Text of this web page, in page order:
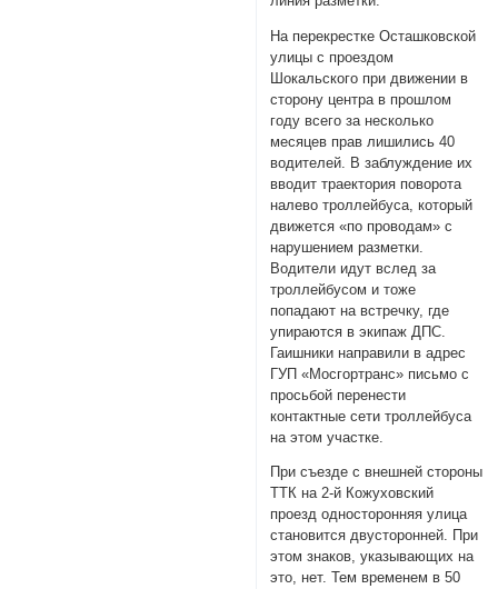
На перекрестке Осташковской
улицы с проездом
Шокальского при движении в
сторону центра в прошлом
году всего за несколько
месяцев прав лишились 40
водителей. В заблуждение их
вводит траектория поворота
налево троллейбуса, который
движется «по проводам» с
нарушением разметки.
Водители идут вслед за
троллейбусом и тоже
попадают на встречку, где
упираются в экипаж ДПС.
Гаишники направили в адрес
ГУП «Мосгортранс» письмо с
просьбой перенести
контактные сети троллейбуса
на этом участке.
При съезде с внешней стороны
ТТК на 2-й Кожуховский
проезд односторонняя улица
становится двусторонней. При
этом знаков, указывающих на
это, нет. Тем временем в 50